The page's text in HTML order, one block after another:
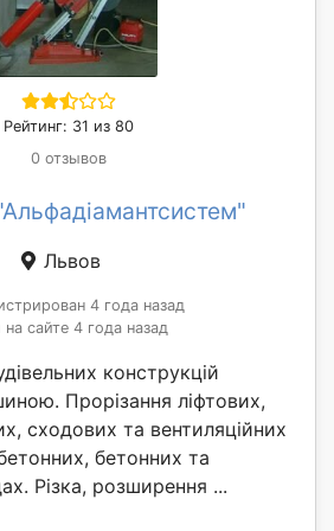
Рейтинг: 31 из 80
0 отзывов
Львов
4 года назад
сайте 4 года назад
конструкцій
Прорізання ліфтових,
сходових та вентиляційних
бетонних та
Різка, розширення ...